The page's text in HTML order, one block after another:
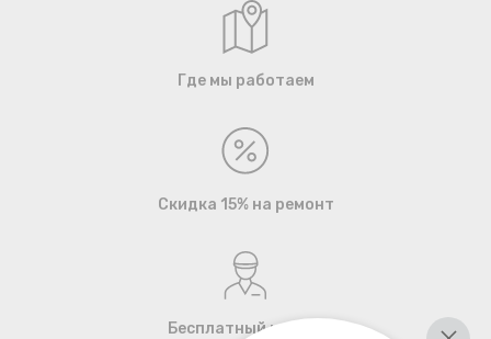
Где мы работаем
Скидка 15% на ремонт
Бесплатный курьер